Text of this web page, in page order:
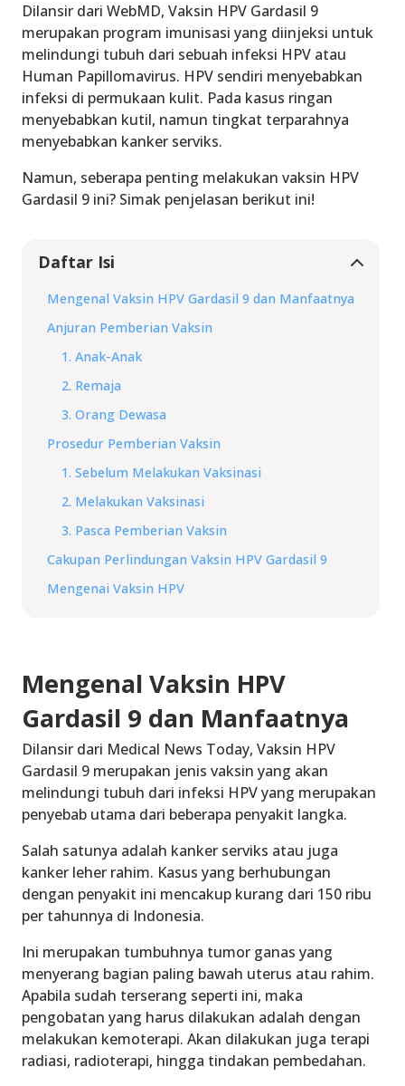
Dilansir dari WebMD, Vaksin HPV Gardasil 9
merupakan program imunisasi yang diinjeksi untuk
melindungi tubuh dari sebuah infeksi HPV atau
Human Papillomavirus. HPV sendiri menyebabkan
infeksi di permukaan kulit. Pada kasus ringan
menyebabkan kutil, namun tingkat terparahnya
menyebabkan kanker serviks.
Namun, seberapa penting melakukan vaksin HPV
Gardasil 9 ini? Simak penjelasan berikut ini!
Daftar Isi
Mengenal Vaksin HPV Gardasil 9 dan Manfaatnya
Anjuran Pemberian Vaksin
1. Anak-Anak
2. Remaja
3. Orang Dewasa
Prosedur Pemberian Vaksin
1. Sebelum Melakukan Vaksinasi
2. Melakukan Vaksinasi
3. Pasca Pemberian Vaksin
Cakupan Perlindungan Vaksin HPV Gardasil 9
Mengenai Vaksin HPV
Mengenal Vaksin HPV
Gardasil 9 dan Manfaatnya
Dilansir dari Medical News Today, Vaksin HPV
Gardasil 9 merupakan jenis vaksin yang akan
melindungi tubuh dari infeksi HPV yang merupakan
penyebab utama dari beberapa penyakit langka.
Salah satunya adalah kanker serviks atau juga
kanker leher rahim. Kasus yang berhubungan
dengan penyakit ini mencakup kurang dari 150 ribu
per tahunnya di Indonesia.
Ini merupakan tumbuhnya tumor ganas yang
menyerang bagian paling bawah uterus atau rahim.
Apabila sudah terserang seperti ini, maka
pengobatan yang harus dilakukan adalah dengan
melakukan kemoterapi. Akan dilakukan juga terapi
radiasi, radioterapi, hingga tindakan pembedahan.